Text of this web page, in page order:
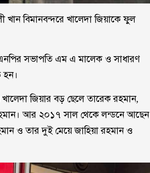
খান বিমানবন্দরে খালেদা জিয়াকে ফুল
সভাপতি এম এ মালেক ও সাধারণ
হন।
জিয়ার বড় ছেলে তারেক রহমান,
রহমান। আর ২০১৭ সাল থেকে লন্ডনে আছেন
ও তার দুই মেয়ে জাহিয়া রহমান ও